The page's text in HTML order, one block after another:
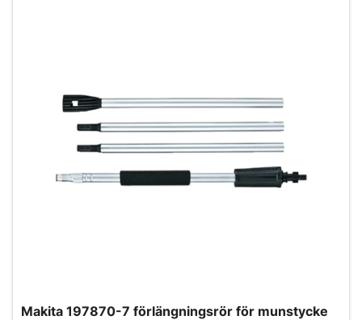
Makita 197870-7 förlängningsrör för munstycke